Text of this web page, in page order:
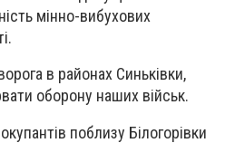
мінно-вибухових
в районах Синьківки,
оборону наших військ.
поблизу Білогорівки